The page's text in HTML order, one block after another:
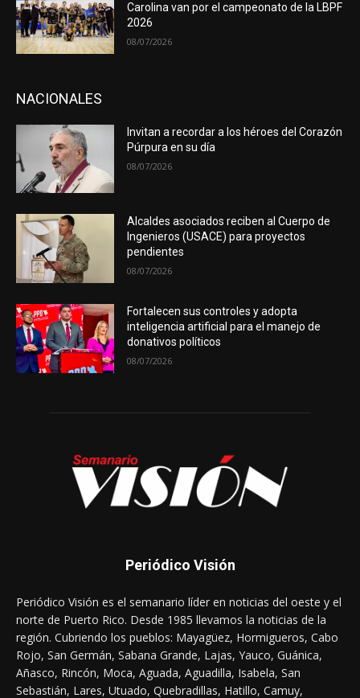
Carolina van por el campeonato de la LBPF
2026
08/07/2026
NACIONALES
Invitan a recordar a los héroes del Corazón
Púrpura en su día
08/07/2026
Alcaldes asociados reciben al Cuerpo de
Ingenieros (USACE) para proyectos
pendientes
08/07/2026
Fortalecen sus controles y adopta
inteligencia artificial para el manejo de
donativos políticos
08/07/2026
Periódico Visión
Periódico Visión es el semanario líder en noticias del oeste y el
norte de Puerto Rico. Desde 1985 llevamos la noticias de la
región. Cubriendo los pueblos: Mayagüez, Hormigueros, Cabo
Rojo, San Germán, Sabana Grande, Lajas, Yauco, Guánica,
Añasco, Rincón, Moca, Aguada, Aguadilla, Isabela, San
Sebastián, Lares, Utuado, Quebradillas, Hatillo, Camuy,